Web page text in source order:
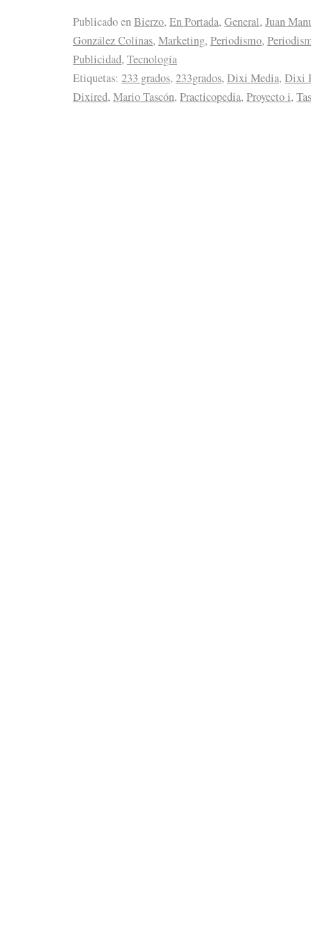
Publicado enBierzo, En Portada, General, Juan
González Colinas, Marketing, Periodismo,
Publicidad, Tecnología
Etiquetas: 233 grados, 233grados, Dixi Media, Dixi
Dixired, Mario Tascón, Practicopedia, Proyecto i,